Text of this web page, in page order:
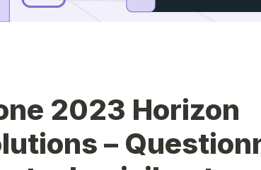
2023 Horizon
–